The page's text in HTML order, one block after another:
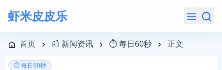
虾米皮皮乐
航菜单
首页 📰 新闻资讯 ⏱️ 每日60秒 正文
⏱️ 每日60秒